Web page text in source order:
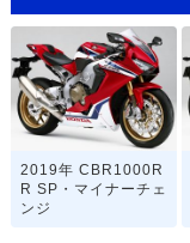
2019年 CBR1000R
R SP・マイナーチェ
ンジ